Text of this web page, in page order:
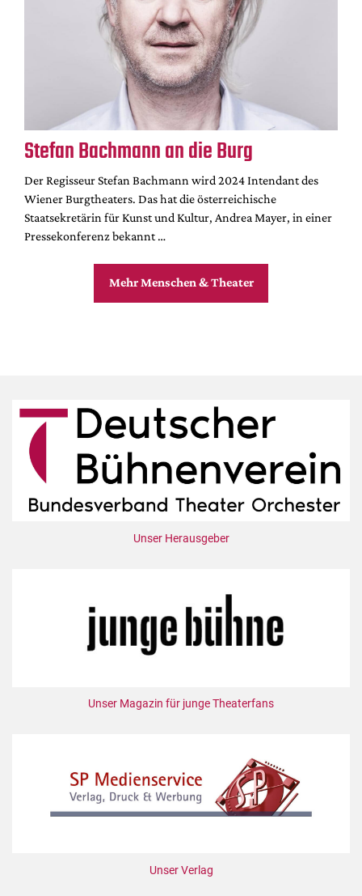
Stefan Bachmann an die Burg
Der Regisseur Stefan Bachmann wird 2024 Intendant des
Wiener Burgtheaters. Das hat die österreichische
Staatsekretärin für Kunst und Kultur, Andrea Mayer, in einer
Pressekonferenz bekannt …
Mehr Menschen & Theater
Unser Herausgeber
Unser Magazin für junge Theaterfans
Unser Verlag